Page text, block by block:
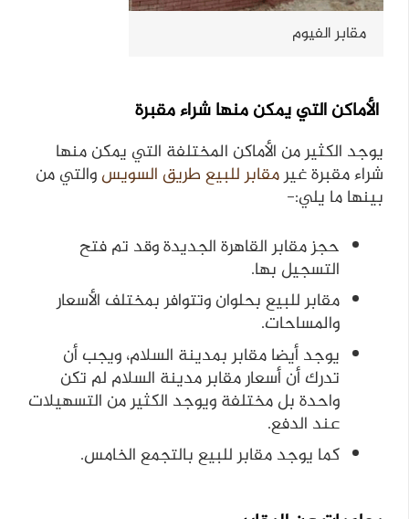
مقابر الفيوم
الأماكن التي يمكن منها شراء مقبرة
يوجد الكثير من الأماكن المختلفة التي يمكن منها
شراء مقبرة غيرمقابر للبيع طريق السويسوالتي من
بينها ما يلي:-
حجز مقابر القاهرة الجديدة وقد تم فتح
التسجيل بها.
مقابر للبيع بحلوان وتتوافر بمختلف الأسعار
والمساحات.
يوجد أيضا مقابر بمدينة السلام، ويجب أن
تدرك أن أسعار مقابر مدينة السلام لم تكن
واحدة بل مختلفة ويوجد الكثير من التسهيلات
عند الدفع.
كما يوجد مقابر للبيع بالتجمع الخامس.